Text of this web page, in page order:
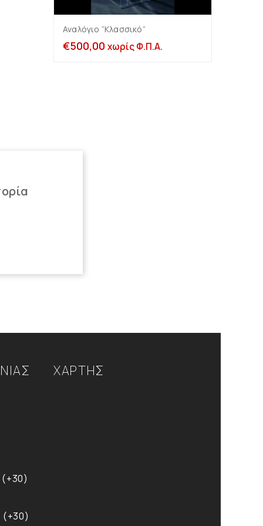
Προσθήκη στο καλάθι
Αναλόγιο “Κλασσικό”
€500,00 χωρίς Φ.Π.Α.
(+30)
ΧΑΡΤΗΣ